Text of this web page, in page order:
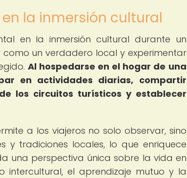
la inmersión cultural
en la inmersión cultural durante un
un verdadero local y experimentar
Al hospedarse en el hogar de una
en actividades diarias, compartir
los circuitos turísticos y establecer
a los viajeros no solo observar, sino
y tradiciones locales, lo que enriquece
una perspectiva única sobre la vida en
intercultural, el aprendizaje mutuo y la